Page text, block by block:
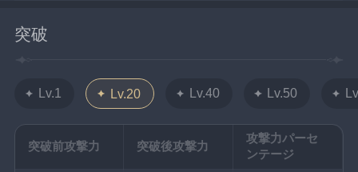
突破
Lv.1 Lv.20 Lv.40 Lv.50
突破前攻撃力 突破後攻撃力
攻撃力パーセ
ンテージ